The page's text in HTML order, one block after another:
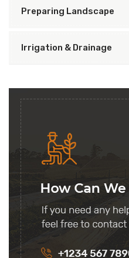
Preparing Landscape
Irrigation & Drainage